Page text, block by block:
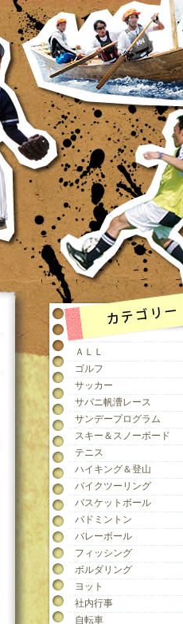
ＡＬＬ
ゴルフ
サッカー
サバニ帆漕レース
サンデープログラム
スキー＆スノーボード
テニス
ハイキング＆登山
バイクツーリング
バスケットボール
バドミントン
バレーボール
フィッシング
ボルダリング
ヨット
社内行事
自転車